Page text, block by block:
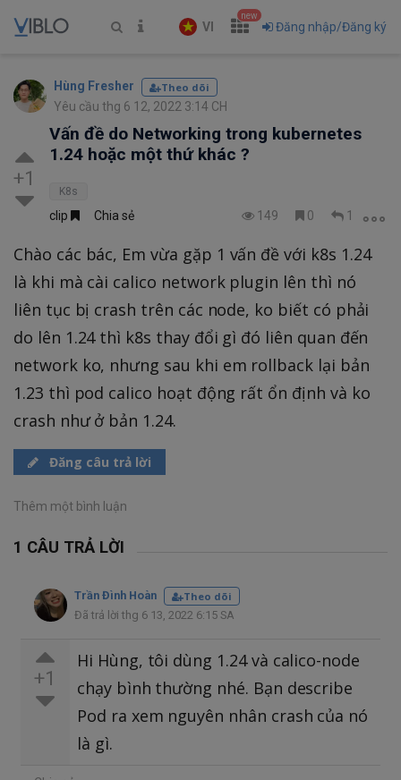
VI
new
Đăng nhập/Đăng ký
Hùng Fresher Theo dõi
Yêu cầu thg 6 12, 2022 3:14 CH
+1
Vấn đề do Networking trong kubernetes
1.24 hoặc một thứ khác ?
K8s
clip Chia sẻ 149 0 1
Chào các bác, Em vừa gặp 1 vấn đề với k8s 1.24
là khi mà cài calico network plugin lên thì nó
liên tục bị crash trên các node, ko biết có phải
do lên 1.24 thì k8s thay đổi gì đó liên quan đến
network ko, nhưng sau khi em rollback lại bản
1.23 thì pod calico hoạt động rất ổn định và ko
crash như ở bản 1.24.
Đăng câu trả lời
Thêm một bình luận
1 CÂU TRẢ LỜI
Trần Đình Hoàn
Theo dõi
Đã trả lời thg 6 13, 2022 6:15 SA
+1
Hi Hùng, tôi dùng 1.24 và calico-node
chạy bình thường nhé. Bạn describe
Pod ra xem nguyên nhân crash của nó
là gì.